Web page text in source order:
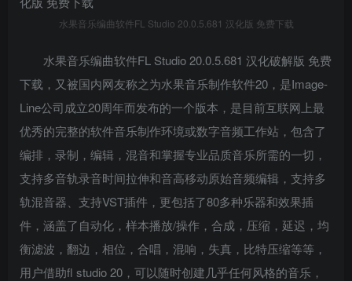
水果音乐编曲软件FL Studio 20.0.5.681 汉化版 免费下载
水果音乐编曲软件FL Studio 20.0.5.681 汉化破解版 免费
下载，又被国内网友称之为水果音乐制作软件20，是Image-
Line公司成立20周年而发布的一个版本，是目前互联网上最
优秀的完整的软件音乐制作环境或数字音频工作站，包含了
编排，录制，编辑，混音和掌握专业品质音乐所需的一切，
支持多音轨录音时间拉伸和音高移动原始音频编辑，支持多
轨混音器、支持VST插件，更包括了80多种乐器和效果插
件，涵盖了自动化，样本播放/操作，合成，压缩，延迟，均
衡滤波，翻边，相位，合唱，混响，失真，比特压缩等等，
用户借助fl studio 20，可以随时创建几乎任何风格的音乐，